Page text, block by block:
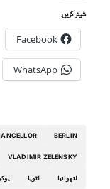
شیئر کریں:
Facebook
WhatsApp
BERLIN
VLADIMIR ZELENSKY
لتھوانیا لٹویا